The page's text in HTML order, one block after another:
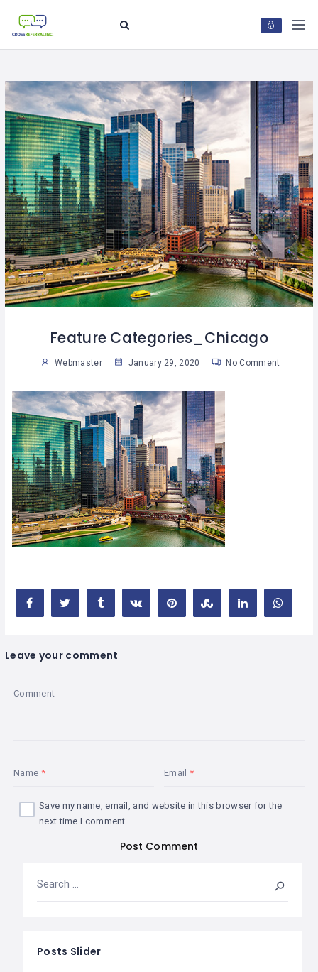
Feature Categories_Chicago
Webmaster January 29, 2020 No Comment
Leave your comment
Comment
Name Email
Save my name, email, and website in this browser for the
next time I comment.
Posts Slider